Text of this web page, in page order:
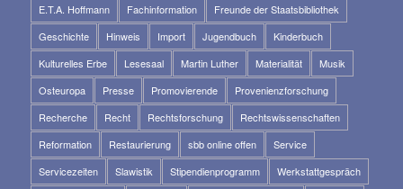
E.T.A. Hoffmann
Fachinformation
Freunde der Staatsbibliothek
Geschichte
Hinweis Import Jugendbuch
Kinderbuch
Kulturelles Erbe
Lesesaal Martin Luther Materialität
Musik
Osteuropa
Presse Promovierende
Provenienzforschung
Recherche
Recht Rechtsforschung
Rechtswissenschaften
Reformation
Restaurierung sbb online offen
Service
Servicezeiten
Slawistik Stipendienprogramm
Werkstattgespräch